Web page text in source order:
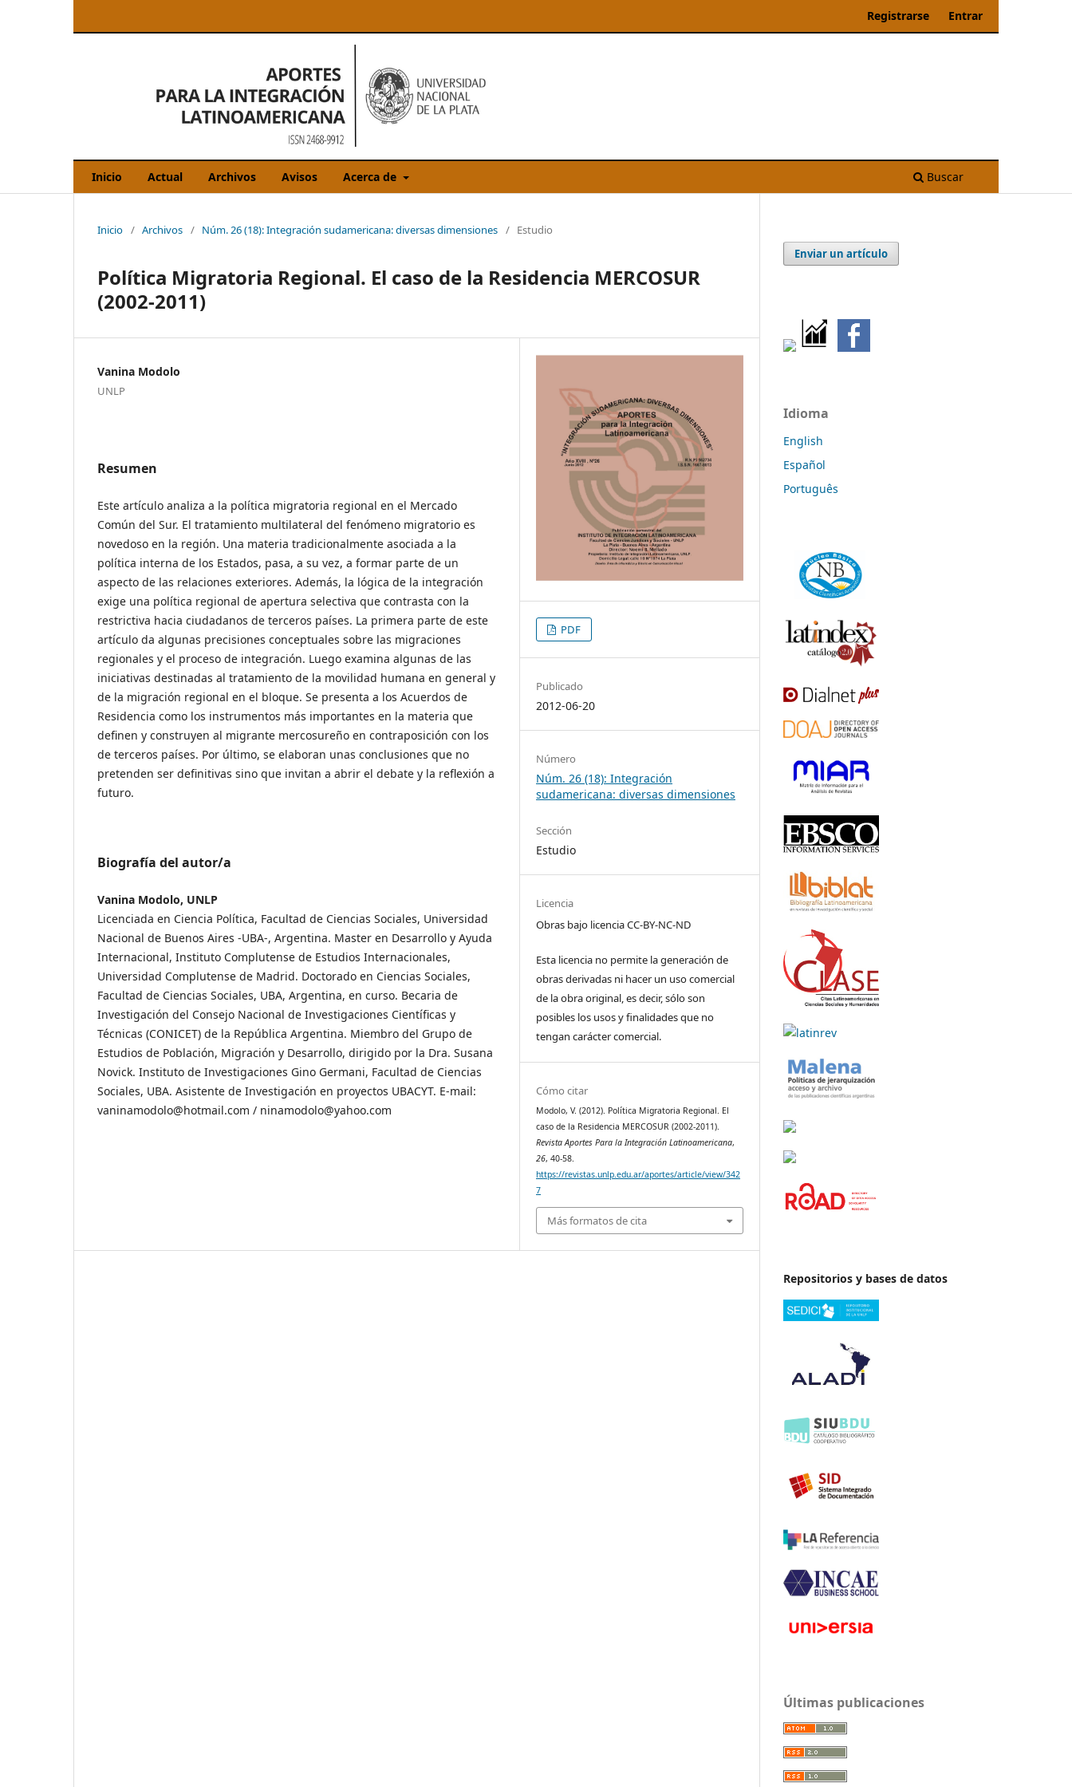
Inicio Actual Archivos Avisos Acerca de Buscar
Registrarse Entrar
Inicio / Archivos / Núm. 26 (18): Integración sudamericana: diversas dimensiones / Estudio
Política Migratoria Regional. El caso de la Residencia MERCOSUR
(2002-2011)
Vanina Modolo
UNLP
Resumen
Este artículo analiza a la política migratoria regional en el Mercado
Común del Sur. El tratamiento multilateral del fenómeno migratorio es
novedoso en la región. Una materia tradicionalmente asociada a la
política interna de los Estados, pasa, a su vez, a formar parte de un
aspecto de las relaciones exteriores. Además, la lógica de la integración
exige una política regional de apertura selectiva que contrasta con la
restrictiva hacia ciudadanos de terceros países. La primera parte de este
artículo da algunas precisiones conceptuales sobre las migraciones
regionales y el proceso de integración. Luego examina algunas de las
iniciativas destinadas al tratamiento de la movilidad humana en general y
de la migración regional en el bloque. Se presenta a los Acuerdos de
Residencia como los instrumentos más importantes en la materia que
definen y construyen al migrante mercosureño en contraposición con los
de terceros países. Por último, se elaboran unas conclusiones que no
pretenden ser definitivas sino que invitan a abrir el debate y la reflexión a
futuro.
Biografía del autor/a
Vanina Modolo, UNLP
Licenciada en Ciencia Política, Facultad de Ciencias Sociales, Universidad
Nacional de Buenos Aires -UBA-, Argentina. Master en Desarrollo y Ayuda
Internacional, Instituto Complutense de Estudios Internacionales,
Universidad Complutense de Madrid. Doctorado en Ciencias Sociales,
Facultad de Ciencias Sociales, UBA, Argentina, en curso. Becaria de
Investigación del Consejo Nacional de Investigaciones Científicas y
Técnicas (CONICET) de la República Argentina. Miembro del Grupo de
Estudios de Población, Migración y Desarrollo, dirigido por la Dra. Susana
Novick. Instituto de Investigaciones Gino Germani, Facultad de Ciencias
Sociales, UBA. Asistente de Investigación en proyectos UBACYT. E-mail:
vaninamodolo@hotmail.com / ninamodolo@yahoo.com
PDF
Publicado
2012-06-20
Número
Núm. 26 (18): Integración
sudamericana: diversas dimensiones
Sección
Estudio
Licencia
Obras bajo licencia CC-BY-NC-ND
Esta licencia no permite la generación de
obras derivadas ni hacer un uso comercial
de la obra original, es decir, sólo son
posibles los usos y finalidades que no
tengan carácter comercial.
Cómo citar
Modolo, V. (2012). Política Migratoria Regional. El
caso de la Residencia MERCOSUR (2002-2011).
Revista Aportes Para la Integración Latinoamericana,
26, 40-58.
https://revistas.unlp.edu.ar/aportes/article/view/342
7
Más formatos de cita
Enviar un artículo
Idioma
English
Español
Português
Repositorios y bases de datos
Últimas publicaciones